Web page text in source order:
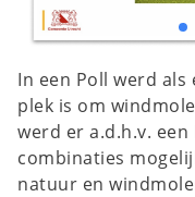
In een Poll werd
plek is om
werd er a.d.h.v.
combinaties
natuur en